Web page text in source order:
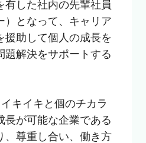
有した社内の先輩社員
）となって、キャリア
援助して個人の成長を
題解決をサポートする
キイキと個のチカラ
長が可能な企業である
、尊重し合い、働き方